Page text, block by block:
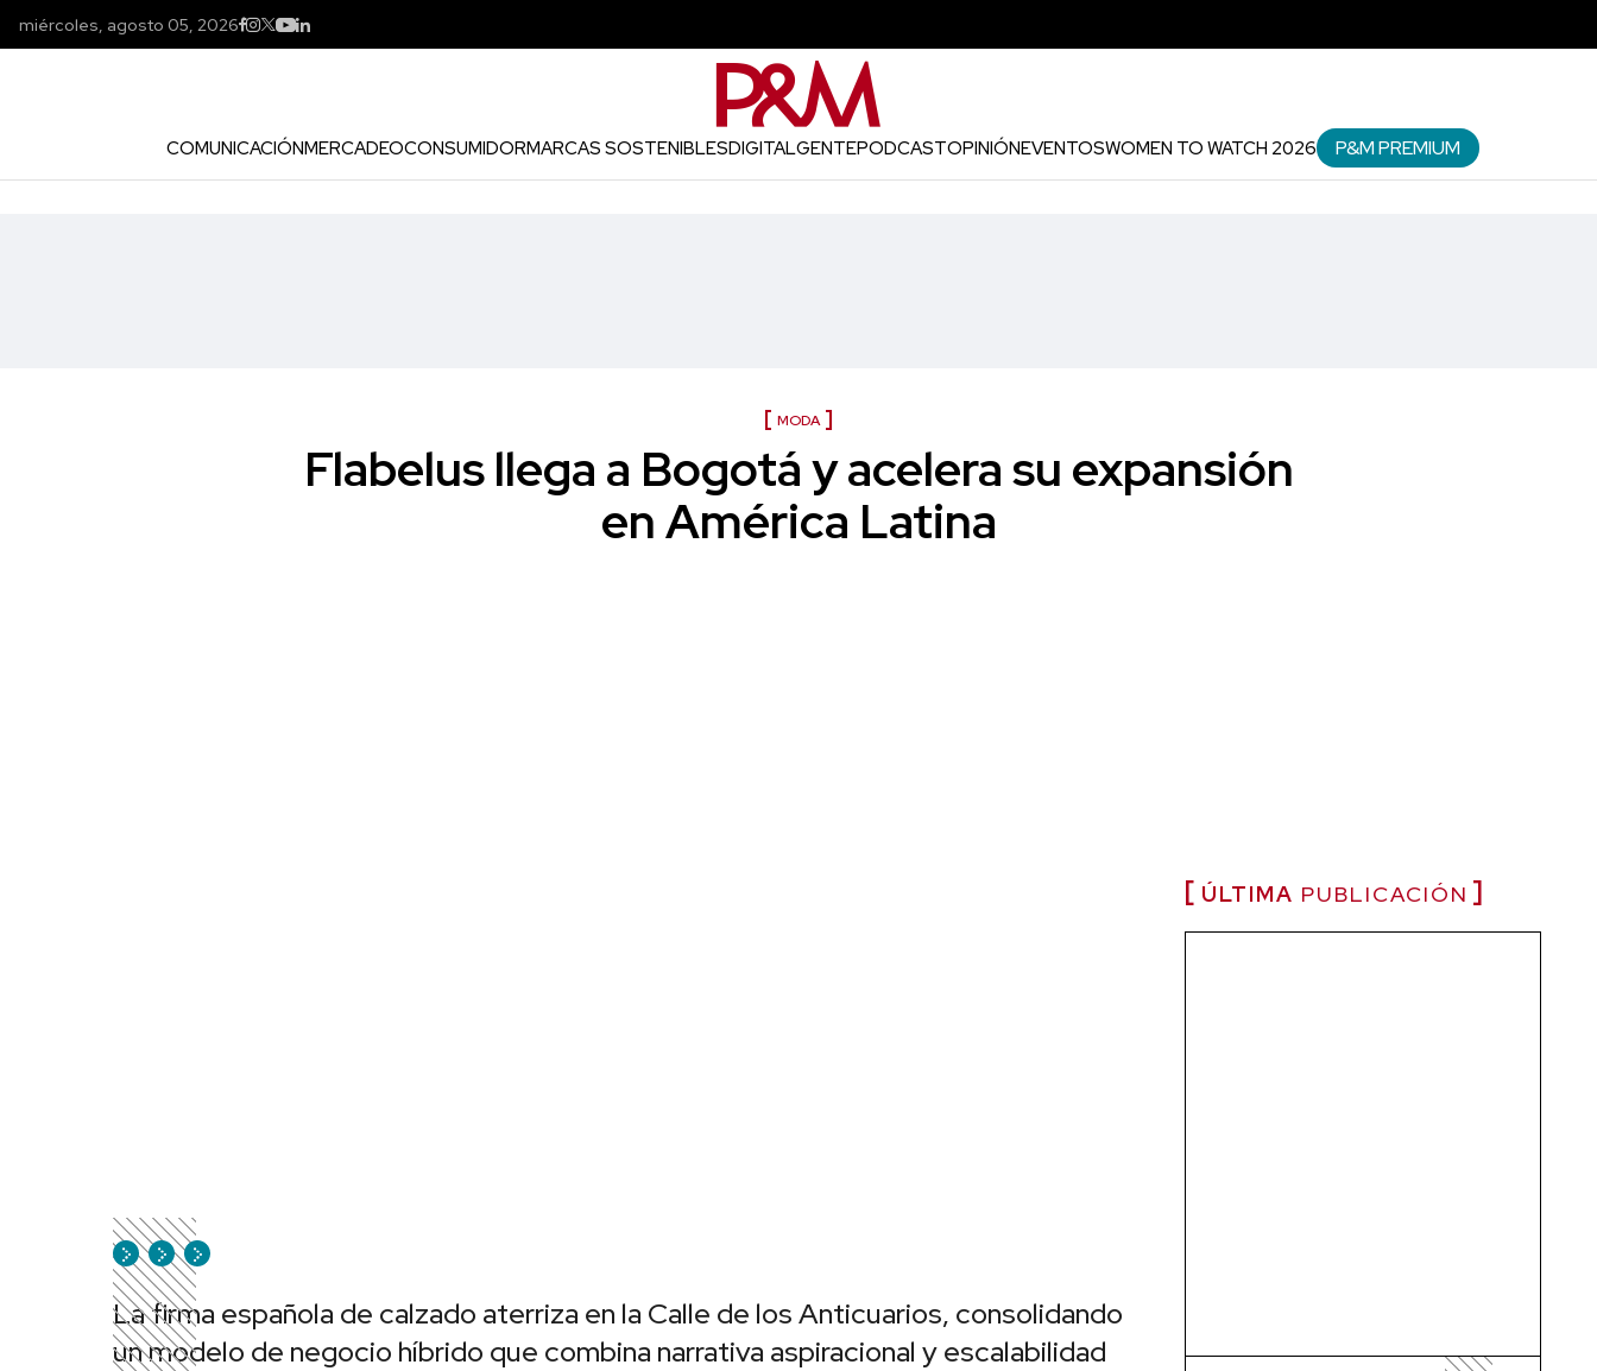
miércoles, agosto 05, 2026
COMUNICACIÓNMERCADEOCONSUMIDORMARCAS SOSTENIBLESDIGITALGENTEPODCASTOPINIÓNEVENTOSWOMEN TO WATCH 2026 P&M PREMIUM
MODA
Flabelus llega a Bogotá y acelera su expansión
en América Latina
La firma española de calzado aterriza en la Calle de los Anticuarios, consolidando
un modelo de negocio híbrido que combina narrativa aspiracional y escalabilidad
ÚLTIMA PUBLICACIÓN